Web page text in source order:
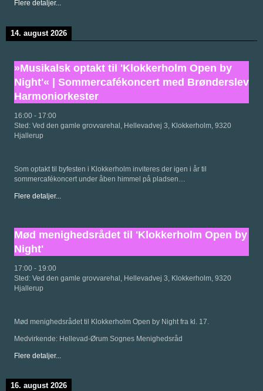
Flere detaljer...
14. august 2026
»Musikalsk optakt til 'Klokkerholm Open by
Night'« | Sommercafékoncert med Brønderslev
Harmoniorkester
16:00 - 17:00
Sted: Ved den gamle grovvarehal, Hellevadvej 3, Klokkerholm, 9320
Hjallerup
Som optakt til byfesten i Klokkerholm inviteres der igen i år til
sommercafékoncert under åben himmel på pladsen…
Flere detaljer...
Mød menighedsrådet til 'Klokkerholm Open by
Night'
17:00 - 19:00
Sted: Ved den gamle grovvarehal, Hellevadvej 3, Klokkerholm, 9320
Hjallerup
Mød menighedsrådet til Klokkerholm Open by Night fra kl. 17.
Medvirkende: Hellevad-Ørum Sognes Menighedsråd
Flere detaljer...
16. august 2026